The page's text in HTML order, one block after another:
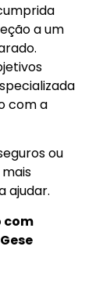
a um
com a
ou
ajudar.
com